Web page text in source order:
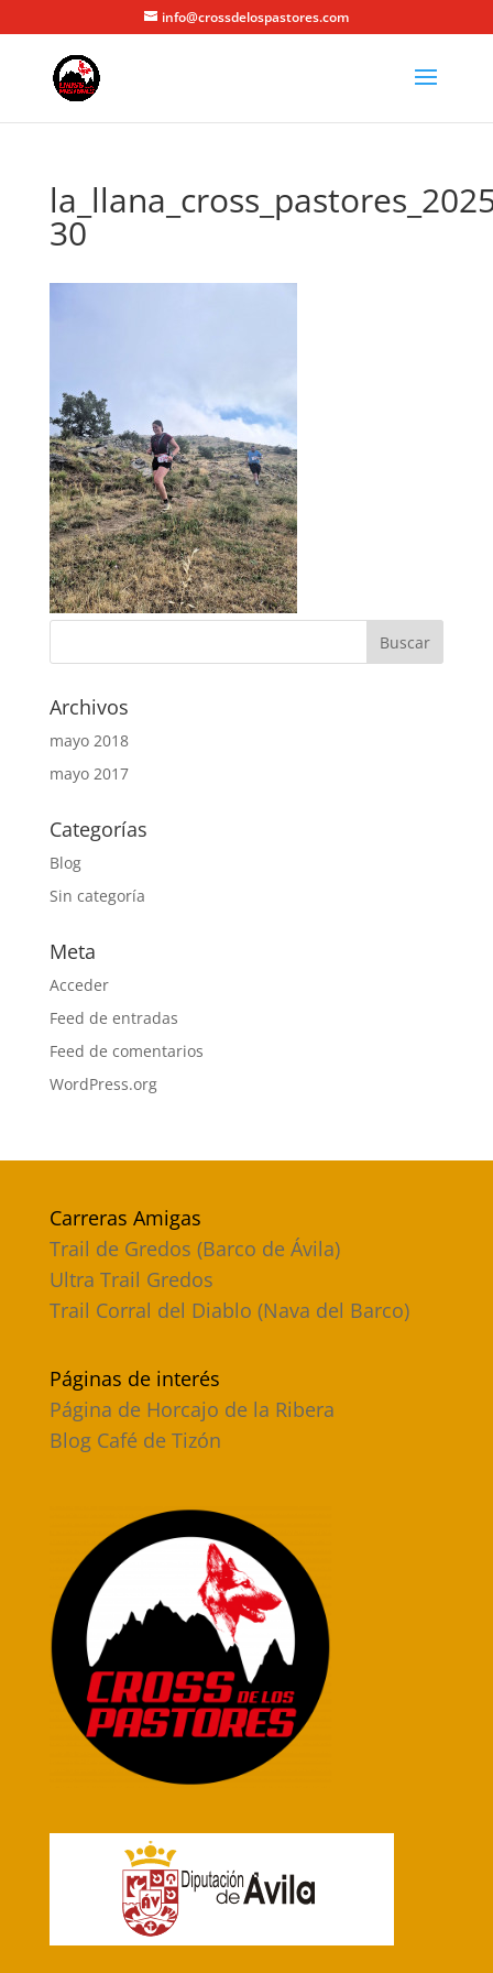
info@crossdelospastores.com
30
Archivos
mayo 2018
mayo 2017
Categorías
Blog
Sin categoría
Meta
Acceder
Feed de entradas
Feed de comentarios
WordPress.org
Carreras Amigas
Trail de Gredos (Barco de Ávila)
Ultra Trail Gredos
Trail Corral del Diablo (Nava del Barco)
Páginas de interés
Página de Horcajo de la Ribera
Blog Café de Tizón